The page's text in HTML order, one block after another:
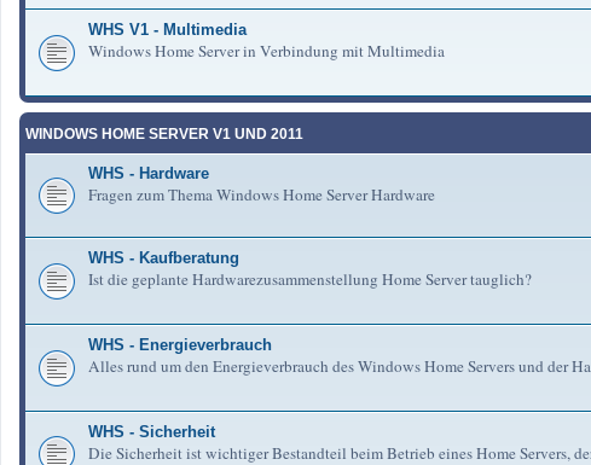
WHS V1 - Multimedia
Windows Home Server in Verbindung mit Multimedia
WINDOWS HOME SERVER V1 UND 2011
WHS - Hardware
Fragen zum Thema Windows Home Server Hardware
WHS - Kaufberatung
Ist die geplante Hardwarezusammenstellung Home Server tauglich?
WHS - Energieverbrauch
Alles rund um den Energieverbrauch des Windows Home Servers und der
WHS - Sicherheit
Die Sicherheit ist wichtiger Bestandteil beim Betrieb eines Home Servers,